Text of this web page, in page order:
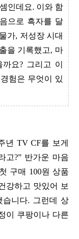
인데요. 이와 함
으로 흑자를 달
가, 저성장 시대
을 기록했고, 마
요? 그리고 이
험은 무엇이 있
년 TV CF를 보게
고?” 반가운 마음
구매 100원 상품
강하고 맛있어 보
습니다. 그런데 상
이 쿠팡이나 다른